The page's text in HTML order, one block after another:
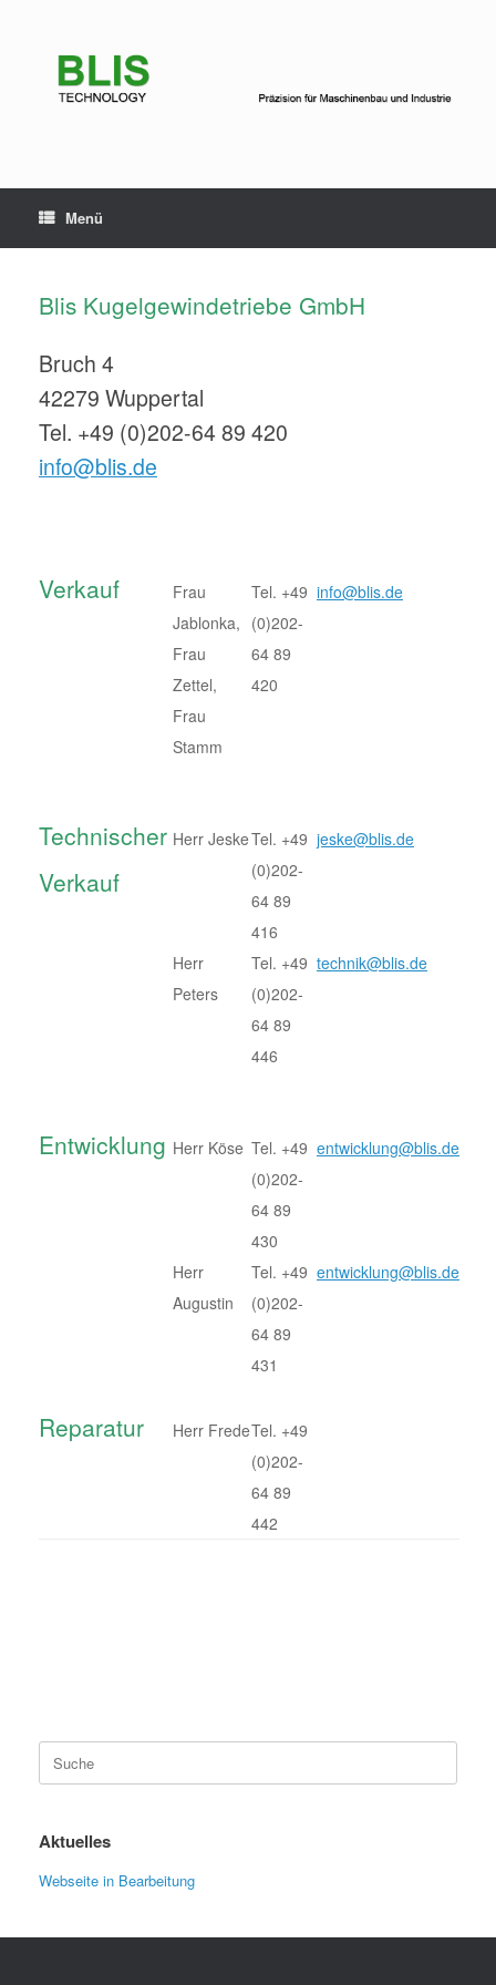
Menü
Blis Kugelgewindetriebe GmbH
Bruch 4
42279 Wuppertal
Tel. +49 (0)202-64 89 420
info@blis.de
Verkauf
Frau
Jablonka,
Frau
Zettel,
Frau
Stamm
Tel. +49
(0)202-
64 89
420
info@blis.de
Technischer
Verkauf
Herr JeskeTel. +49
(0)202-
64 89
416
jeske@blis.de
Herr
Peters
Tel. +49
(0)202-
64 89
446
technik@blis.de
Entwicklung Herr Köse Tel. +49
(0)202-
64 89
430
entwicklung@blis.de
Herr
Augustin
Tel. +49
(0)202-
64 89
431
entwicklung@blis.de
Reparatur Herr FredeTel. +49
(0)202-
64 89
442
nach:
Aktuelles
Webseite in Bearbeitung